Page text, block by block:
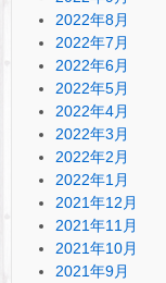
2022年8月
2022年7月
2022年6月
2022年5月
2022年4月
2022年3月
2022年2月
2022年1月
2021年12月
2021年11月
2021年10月
2021年9月